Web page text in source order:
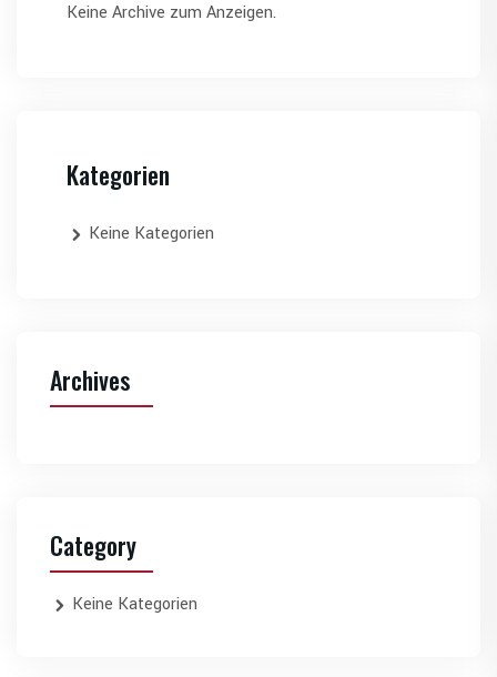
Keine Archive zum Anzeigen.
Kategorien
Keine Kategorien
Archives
Category
Keine Kategorien